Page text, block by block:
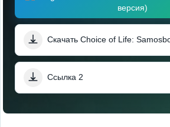
версия)
Ссылка 2